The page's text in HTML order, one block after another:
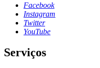
Facebook
Instagram
Twitter
YouTube
Serviços